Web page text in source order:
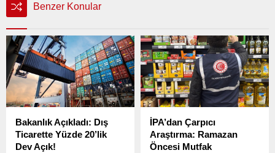
Benzer Konular
Bakanlık Açıkladı: Dış
Ticarette Yüzde 20’lik
Dev Açık!
İPA’dan Çarpıcı
Araştırma: Ramazan
Öncesi Mutfak